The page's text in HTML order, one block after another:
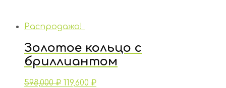
Распродажа!
Золотое кольцо с
бриллиантом
598,000₽ 119,600 ₽